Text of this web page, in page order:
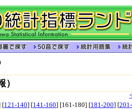
[121-140] [141-160] [161-180] [181-200] [